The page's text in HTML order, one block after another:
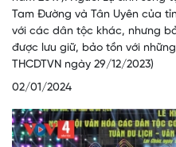
Tam Đường và Tân Uyên của
với các dân tộc khác, nhưng
được lưu giữ, bảo tồn với
THCDTVN ngày 29/12/2023)
02/01/2024